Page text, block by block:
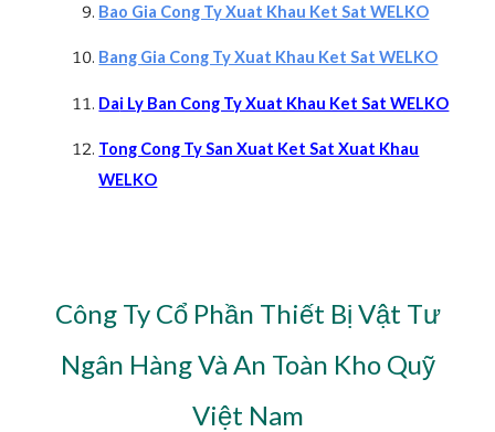
Bao Gia Cong Ty Xuat Khau Ket Sat WELKO
Bang Gia Cong Ty Xuat Khau Ket Sat WELKO
Dai Ly Ban Cong Ty Xuat Khau Ket Sat WELKO
Tong Cong Ty San Xuat Ket Sat Xuat Khau
WELKO
Công Ty Cổ Phần Thiết Bị Vật Tư
Ngân Hàng Và An Toàn Kho Quỹ
Việt Nam